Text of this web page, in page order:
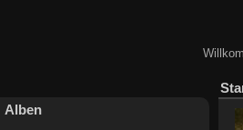
Alben